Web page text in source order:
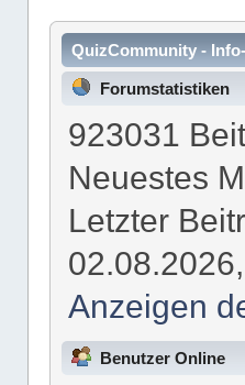
QuizCommunity -
Forumstatistiken
923031
Neuestes
Letzter
Anzeigen
Benutzer Online